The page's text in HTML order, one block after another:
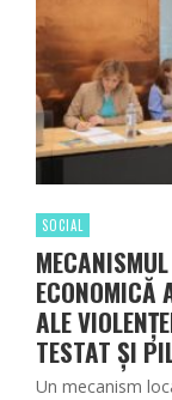
SOCIAL
ECONOMICĂ
ALE
TESTAT ȘI
Un mecanism